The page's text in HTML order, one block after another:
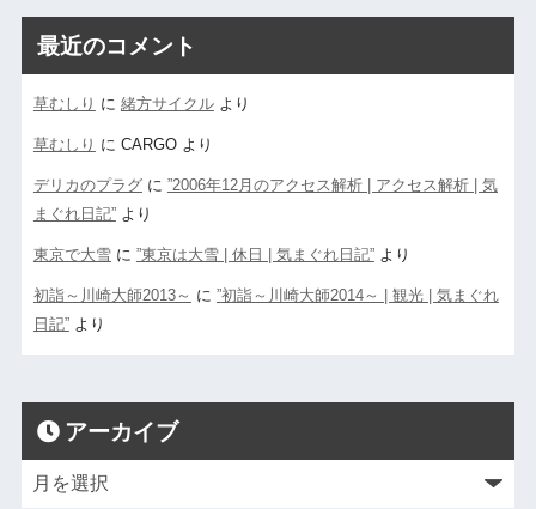
最近のコメント
草むしり に 緒方サイクルより
草むしり に CARGOより
デリカのプラグに ”2006年12月のアクセス解析 | アクセス解析 | 気
まぐれ日記”より
東京で大雪に ”東京は大雪 | 休日 | 気まぐれ日記”より
初詣～川崎大師2013～ に ”初詣～川崎大師2014～ | 観光 | 気まぐれ
日記”より
アーカイブ